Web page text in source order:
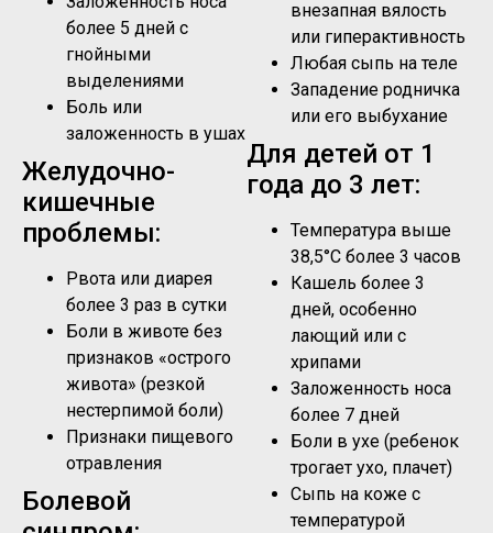
более 5 дней с
гнойными
выделениями
Боль или
заложенность в ушах
Желудочно-
кишечные
проблемы:
Рвота или диарея
более 3 раз в сутки
Боли в животе без
признаков «острого
живота» (резкой
нестерпимой боли)
Признаки пищевого
отравления
Болевой
внезапная вялость
или гиперактивность
Любая сыпь на теле
Западение родничка
или его выбухание
Для детей от 1
года до 3 лет:
Температура выше
38,5°C более 3 часов
Кашель более 3
дней, особенно
лающий или с
хрипами
Заложенность носа
более 7 дней
Боли в ухе (ребенок
трогает ухо, плачет)
Сыпь на коже с
температурой